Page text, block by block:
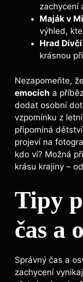
zachycení
Maják v
výhled,
Hrad
krásnou
Nezapomeňte,
emocích a
dodat osobní
vzpomínku z
připomíná
projeví na
kdo ví? Možná
krásu krajiny –
Tipy
čas a
Správný čas a
zachycení